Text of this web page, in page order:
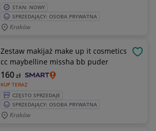
STAN: NOWY
SPRZEDAJĄCY: OSOBA PRYWATNA
Kraków
Zestaw makijaż make up it cosmetics
cc maybelline missha bb puder
KUP TERAZ
160zł
CZĘSTO SPRZEDAJE
SPRZEDAJĄCY: OSOBA PRYWATNA
Kraków